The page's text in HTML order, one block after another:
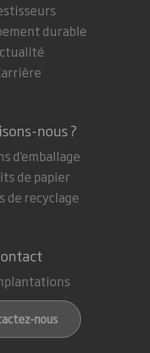
durable
nous ?
d'emballage
de papier
de recyclage
nous